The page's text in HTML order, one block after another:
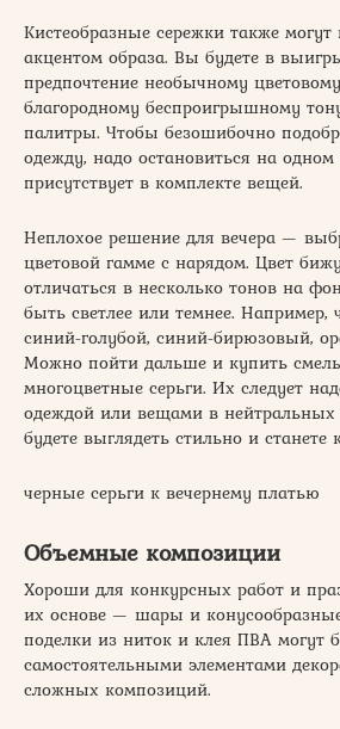
Кистеобразные сережки также
акцентом образа. Вы будете в
предпочтение необычному
благородному беспроигрышному
палитры. Чтобы безошибочно
одежду, надо остановиться на
присутствует в комплекте вещей.
Неплохое решение для вечера —
цветовой гамме с нарядом. Цвет
отличаться в несколько тонов на
быть светлее или темнее. Например,
синий-голубой, синий-бирюзовый,
Можно пойти дальше и купить
многоцветные серьги. Их следует
одеждой или вещами в нейтральных
будете выглядеть стильно и станете
черные серьги к вечернему платью
Объемные композиции
Хороши для конкурсных работ и
их основе — шары и
поделки из ниток и клея ПВА могут
самостоятельными элементами
сложных композиций.